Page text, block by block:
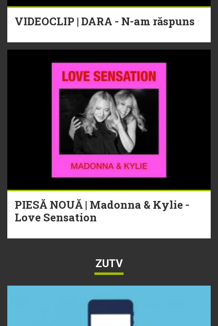
VIDEOCLIP | DARA - N-am răspuns
PIESĂ NOUĂ | Madonna & Kylie -
Love Sensation
ZUTV